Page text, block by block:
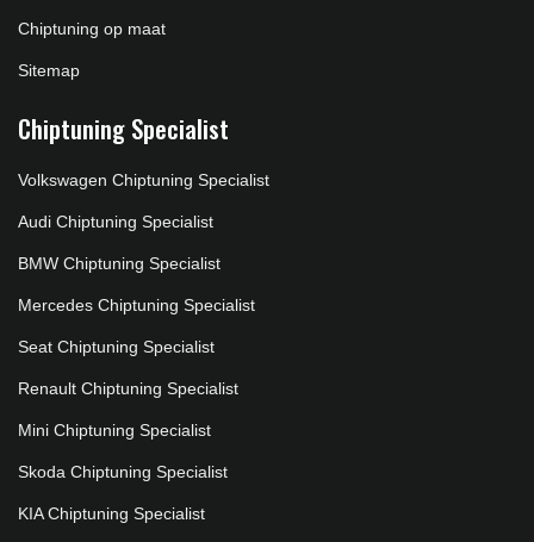
Chiptuning op maat
Sitemap
Chiptuning Specialist
Volkswagen Chiptuning Specialist
Audi Chiptuning Specialist
BMW Chiptuning Specialist
Mercedes Chiptuning Specialist
Seat Chiptuning Specialist
Renault Chiptuning Specialist
Mini Chiptuning Specialist
Skoda Chiptuning Specialist
KIA Chiptuning Specialist